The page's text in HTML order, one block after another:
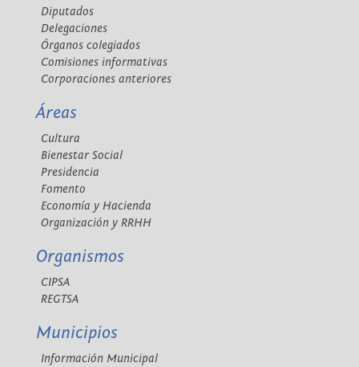
Diputados
Delegaciones
Órganos colegiados
Comisiones informativas
Corporaciones anteriores
Áreas
Cultura
Bienestar Social
Presidencia
Fomento
Economía y Hacienda
Organización y RRHH
Organismos
CIPSA
REGTSA
Municipios
Información Municipal